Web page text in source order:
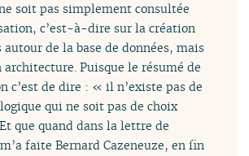
soit pas simplement consultée
c’est-à-dire sur la création
de la base de données, mais
architecture. Puisque le résumé de
c’est de dire : « il n’existe pas de
qui ne soit pas de choix
que quand dans la lettre de
faite Bernard Cazeneuze, en fin